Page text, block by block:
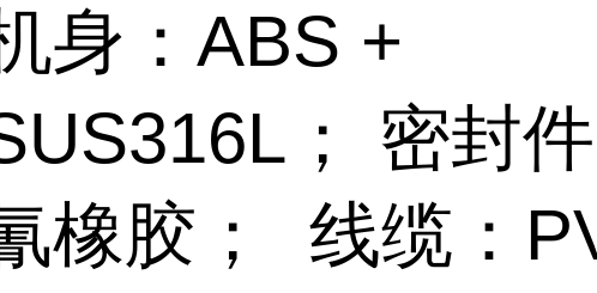
身： ABS +
316L ；
密封
橡胶；
线缆：